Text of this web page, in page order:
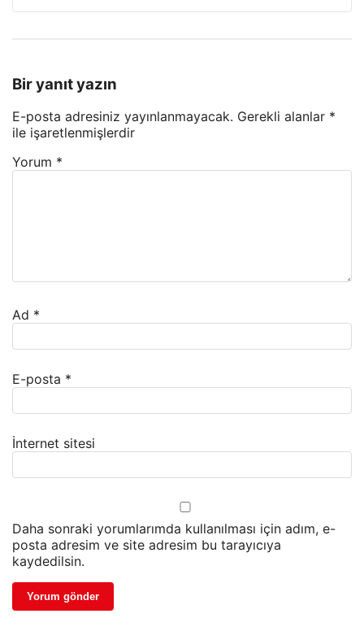
Bir yanıt yazın
E-posta adresiniz yayınlanmayacak. Gerekli alanlar *
ile işaretlenmişlerdir
Yorum *
Ad *
E-posta *
İnternet sitesi
Daha sonraki yorumlarımda kullanılması için adım, e-
posta adresim ve site adresim bu tarayıcıya
kaydedilsin.